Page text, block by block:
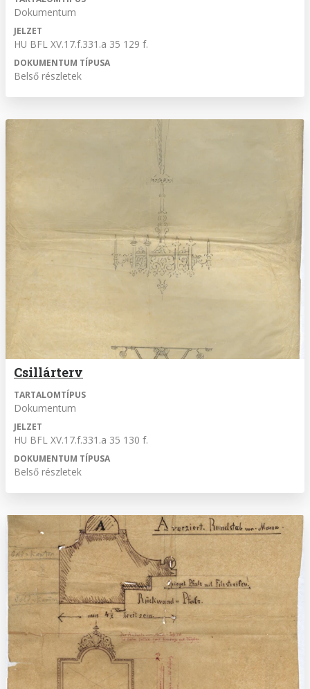
Dokumentum
JELZET
HU BFL XV.17.f.331.a 35 129 f.
DOKUMENTUM TÍPUSA
Belső részletek
Csillárterv
TARTALOMTÍPUS
Dokumentum
JELZET
HU BFL XV.17.f.331.a 35 130 f.
DOKUMENTUM TÍPUSA
Belső részletek